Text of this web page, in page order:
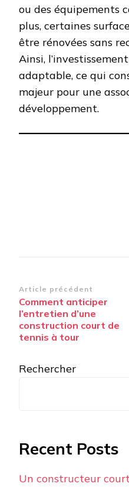
ou des équipements
plus, certaines
être rénovées sans
Ainsi,
adaptable, ce qui
majeur pour une
développement.
Navigation
d’article
Article précédent
Comment anticiper
l’entretien d’une
construction court de
tennis à tour
Rechercher
Recent Posts
Un constructeur